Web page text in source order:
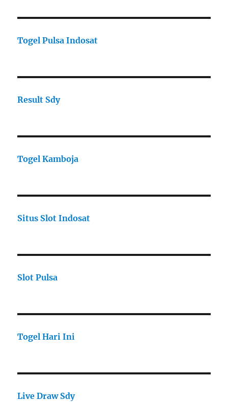
Togel Pulsa Indosat
Result Sdy
Togel Kamboja
Situs Slot Indosat
Slot Pulsa
Togel Hari Ini
Live Draw Sdy